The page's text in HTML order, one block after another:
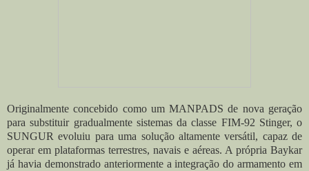
Originalmente concebido como um MANPADS de nova geração
para substituir gradualmente sistemas da classe FIM-92 Stinger, o
SUNGUR evoluiu para uma solução altamente versátil, capaz de
operar em plataformas terrestres, navais e aéreas. A própria Baykar
já havia demonstrado anteriormente a integração do armamento em